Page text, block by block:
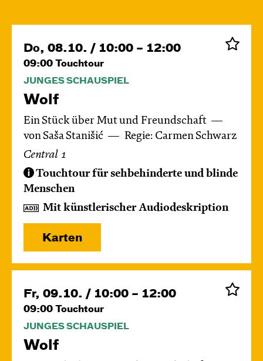
Do, 08.10. / 10:00 – 12:00
09:00 Touchtour
JUNGES SCHAUSPIEL
Wolf
Ein Stück über Mut und Freundschaft
von Saša Stanišić
Regie: Carmen Schwarz
Central 1
Touchtour für sehbehinderte und blinde
Menschen
Mit künstlerischer Audiodeskription
Karten
Fr, 09.10. / 10:00 – 12:00
09:00 Touchtour
JUNGES SCHAUSPIEL
Wolf